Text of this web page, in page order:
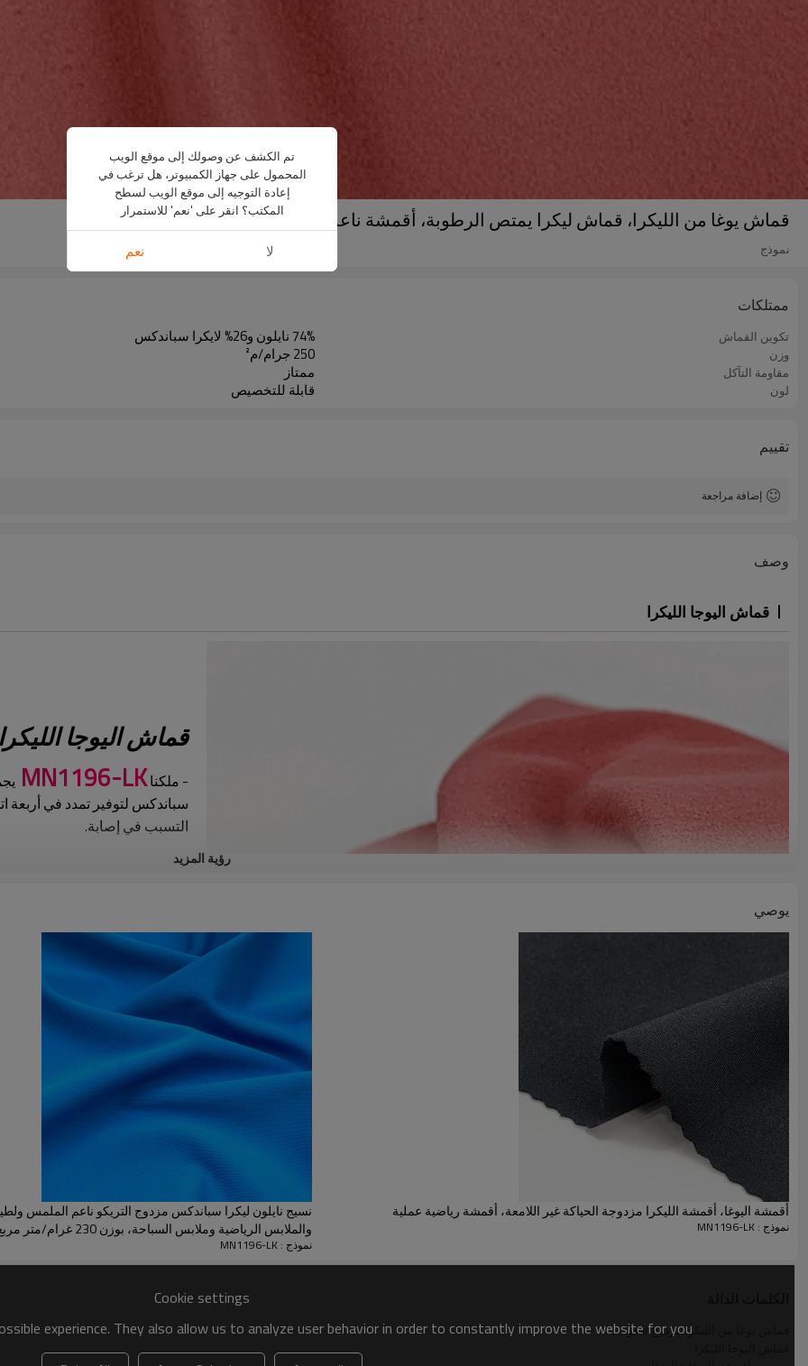
قماش يوغا من الليكرا، قماش ليكرا يمتص الرطوبة، أقمشة ناعمة ممشطة على الوجهين
نموذج MN1196-LK
ممتلكات
تكوين القماش 74% نايلون و26% لايكرا سباندكس
وزن 250 جرام/م²
مقاومة التآكل ممتاز
لون قابلة للتخصيص
تقييم
إضافة مراجعة
وصف
قماش اليوجا الليكرا
قماش اليوجا
- ملكناMN1196-LK
سباندكس لتوفير تمدد في أربعة
التسبب في إصابة.
نسيج متين- مصنوع من 74%
ناعم، ومتين. لا يبهت أو يتكتّل
أشعة الشمس المباشرة.
استخدامات متعددة سواء كنت
سراويل يوغا، أو أغطية طاولات،
جميع الظروف.
150 سم
رؤية المزيد
يوصي
أقمشة اليوغا، أقمشة الليكرا مزدوجة الحياكة غير اللامعة، أقمشة رياضية عملية
نموذج : MN1196-LK
نسيج نايلون ليكرا سباندكس مزدوج التريكو ناعم الملمس
والملابس الرياضية وملابس السباحة، بوزن 230 غرام/متر مربع وعرض 152 سم.
نموذج : MN1196-LK
قماش يوغا من الليكرا مزدوج الجوانب
Cookie settings
experience. They also allow us to analyze user behavior in order to constantly improve the website for you.
تم الكشف عن وصولك إلى موقع الويب
المحمول على جهاز الكمبيوتر، هل ترغب في
إعادة التوجيه إلى موقع الويب لسطح
المكتب؟ انقر على 'نعم' للاستمرار
لا نعم